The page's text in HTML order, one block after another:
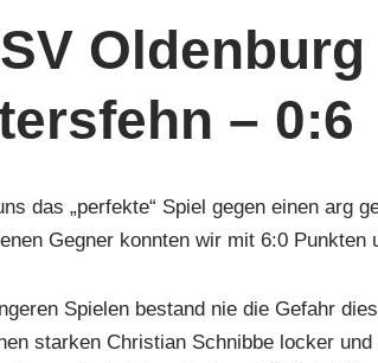
Oldenburg
– 0:6
das „perfekte“ Spiel gegen einen arg
Gegner konnten wir mit 6:0 Punkten
Spielen bestand nie die Gefahr
starken Christian Schnibbe locker